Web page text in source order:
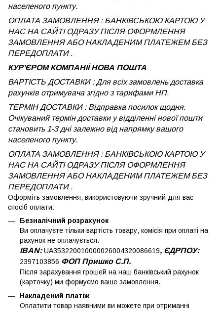
населеного пункту.
ОПЛАТА ЗАМОВЛЕННЯ : БАНКІВСЬКОЮ КАРТОЮ У
НАС НА САЙТІ ОДРАЗУ ПІСЛЯ ОФОРМЛЕННЯ
ЗАМОВЛЕННЯ АБО НАКЛАДЕНИМ ПЛАТЕЖЕМ БЕЗ
ПЕРЕДОПЛАТИ .
КУРʼЄРОМ КОМПАНІЇ НОВА ПОШТА
ВАРТІСТЬ ДОСТАВКИ : Для всіх замовлень доставка
рахунків отримувача згідно з тарифами НП.
ТЕРМІН ДОСТАВКИ : Відправка посилок щодня.
Очікуваний термін доставки у відділенні нової пошти
становить 1-3 дні залежно від напрямку вашого
населеного пункту.
ОПЛАТА ЗАМОВЛЕННЯ : БАНКІВСЬКОЮ КАРТОЮ У
НАС НА САЙТІ ОДРАЗУ ПІСЛЯ ОФОРМЛЕННЯ
ЗАМОВЛЕННЯ АБО НАКЛАДЕНИМ ПЛАТЕЖЕМБЕЗ
ПЕРЕДОПЛАТИ .
Оформіть замовлення, використовуючи зручний для вас
спосіб оплати:
Безналічний розрахунок
Ви оплачуєте тільки вартість товару, комісія при оплаті на
рахунок не оплачується.
IBAN:UA353220010000026004320086619, ЄДРПОУ:
2397103856 ФОП Пришко С.П.
Після зарахування грошей на наш банківський рахунок
(карточку) ми формуємо ваше замовлення.
Накладений платіж
Оплатити товар наявними ви можете при отриманні